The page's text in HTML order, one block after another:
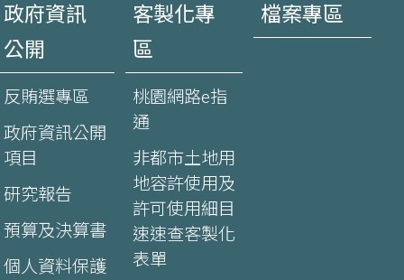
政府資訊
公開
反賄選專區
政府資訊公開
項目
研究報告
預算及決算書
個人資料保護
客製化專
區
桃園網路e指
通
非都市土地用
地容許使用及
許可使用細目
速速查客製化
表單
檔案專區